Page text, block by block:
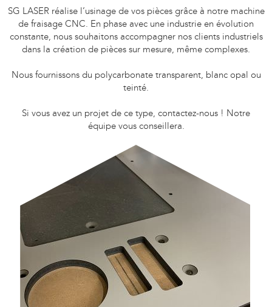
SG LASER réalise l’usinage de vos pièces grâce à notre machine
de fraisage CNC. En phase avec une industrie en évolution
constante, nous souhaitons accompagner nos clients industriels
dans la création de pièces sur mesure, même complexes.
Nous fournissons du polycarbonate transparent, blanc opal ou
teinté.
Si vous avez un projet de ce type, contactez-nous ! Notre
équipe vous conseillera.